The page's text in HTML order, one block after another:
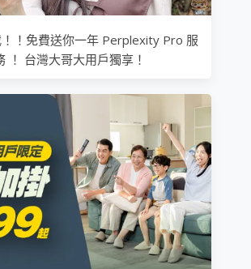
！免費送你一年 Perplexity Pro 服
！ 台灣大哥大用戶獨享！